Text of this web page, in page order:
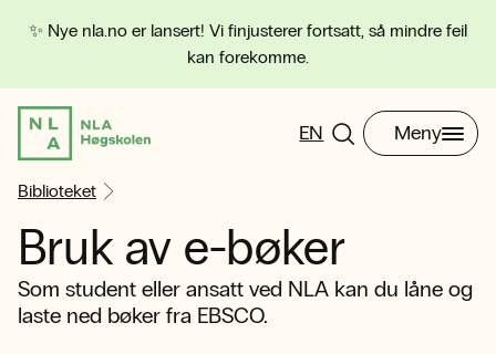
✨ Nye nla.no er lansert! Vi finjusterer fortsatt, så mindre feil
kan forekomme.
EN Meny
Biblioteket
Bruk av e-bøker
Som student eller ansatt ved NLA kan du låne og
laste ned bøker fra EBSCO.